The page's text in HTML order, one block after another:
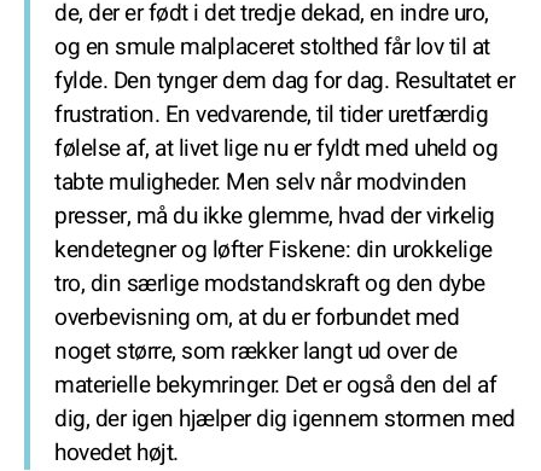
de, der er født i det tredje dekad, en indre uro,
og en smule malplaceret stolthed får lov til at
fylde. Den tynger dem dag for dag. Resultatet er
frustration. En vedvarende, til tider uretfærdig
følelse af, at livet lige nu er fyldt med uheld og
tabte muligheder. Men selv når modvinden
presser, må du ikke glemme, hvad der virkelig
kendetegner og løfter Fiskene: din urokkelige
tro, din særlige modstandskraft og den dybe
overbevisning om, at du er forbundet med
noget større, som rækker langt ud over de
materielle bekymringer. Det er også den del af
dig, der igen hjælper dig igennem stormen med
hovedet højt.